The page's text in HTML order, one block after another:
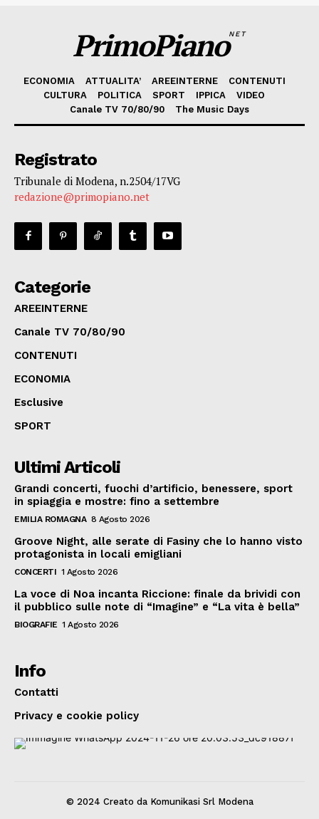
PrimoPianoNET
ECONOMIA ATTUALITA’ AREEINTERNE
CONTENUTI
CULTURA
POLITICA SPORT IPPICA
VIDEO
Canale TV 70/80/90
The Music Days
Registrato
Tribunale di Modena, n.2504/17VG
redazione@primopiano.net
Categorie
AREEINTERNE
Canale TV 70/80/90
CONTENUTI
ECONOMIA
Esclusive
SPORT
Ultimi Articoli
Grandi concerti, fuochi d’artificio, benessere, sport
in spiaggia e mostre: fino a settembre
EMILIA ROMAGNA 8 Agosto 2026
Groove Night, alle serate di Fasiny che lo hanno visto
protagonista in locali emigliani
CONCERTI 1 Agosto 2026
La voce di Noa incanta Riccione: finale da brividi con
il pubblico sulle note di “Imagine” e “La vita è bella”
BIOGRAFIE 1 Agosto 2026
Info
Contatti
Privacy e cookie policy
© 2024 Creato da Komunikasi Srl Modena